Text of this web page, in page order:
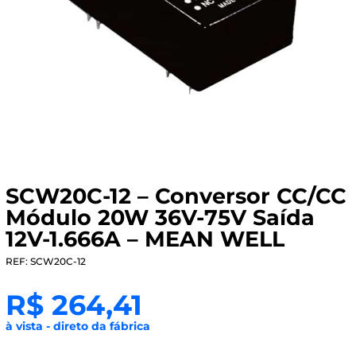
SCW20C-12 – Conversor CC/CC
Módulo 20W 36V-75V Saída
12V-1.666A – MEAN WELL
REF: SCW20C-12
R$264,41
à vista - direto da fábrica